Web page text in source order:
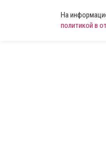
На
политикой в